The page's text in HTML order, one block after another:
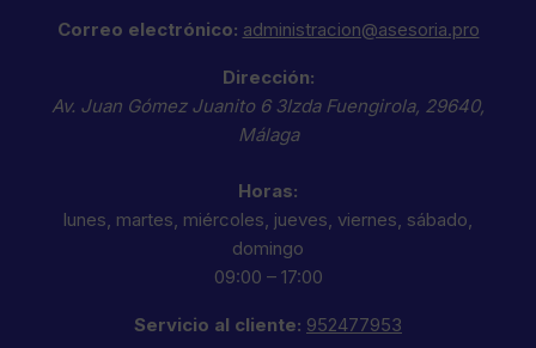
Correo electrónico: administracion@asesoria.pro
Dirección:
Av. Juan Gómez Juanito 6 3Izda Fuengirola, 29640,
Málaga
Horas:
lunes, martes, miércoles, jueves, viernes, sábado,
domingo
09:00 – 17:00
Servicio al cliente: 952477953